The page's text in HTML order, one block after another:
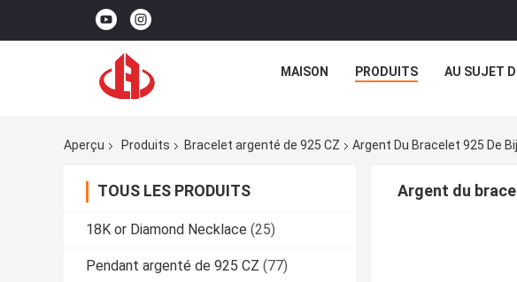
MAISON PRODUITS AU SUJET
Aperçu Produits Bracelet argenté de 925 CZ Argent Du Bracelet 925 De
TOUS LES PRODUITS
18K or Diamond Necklace (25)
Pendant argenté de 925 CZ (77)
Argent du